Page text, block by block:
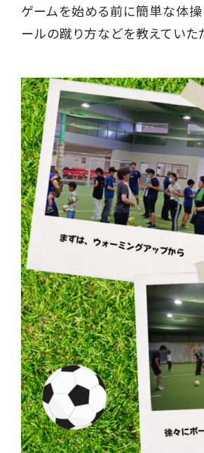
ゲームを始める前に簡単な体
ールの蹴り方などを教えてい